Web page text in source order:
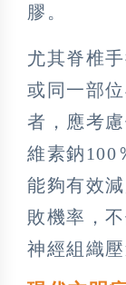
膠。
尤其脊椎
或同一部
者，應考
維素鈉100
能夠有效
敗機率，
神經組織